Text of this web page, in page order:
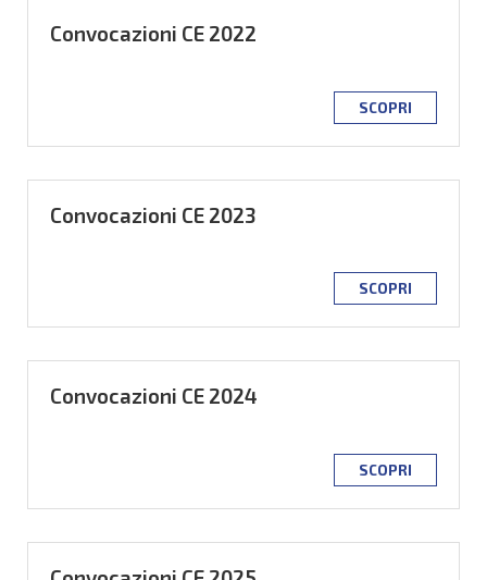
Convocazioni CE 2022
SCOPRI
Convocazioni CE 2023
SCOPRI
Convocazioni CE 2024
SCOPRI